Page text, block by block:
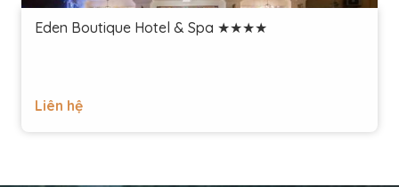
Eden Boutique Hotel & Spa ★★★★
Liên hệ